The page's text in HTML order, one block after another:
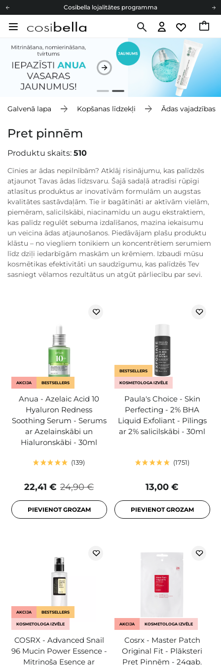
Bezmaskas piegāde no 49,00 €
Cosibella lojalitātes programma
Bezmaskas piegāde no 49,00 €
Dāvanu Kartes
Galvenā lapa Kopšanas līdzekļi Ādas vajadzības
Pret pinnēm
Produktu skaits: 510
Cīnies ar ādas nepilnībām? Atklāj risinājumu, kas palīdzēs
atjaunot Tavas ādas līdzsvaru. Šajā sadaļā atradīsi rūpīgi
atlasītus produktus ar inovatīvām formulām un augstas
kvalitātes sastāvdaļām. Tie ir bagātināti ar aktīvām vielām,
piemēram, salicilskābi, niacinamīdu un augu ekstraktiem,
kas palīdz regulēt sebuma izdalīšanos, mazina iekaisumu
un veicina ādas atjaunošanos. Piedāvājam plašu produktu
klāstu – no viegliem tonikiem un koncentrētiem serumiem
līdz dziļi iedarbīgām maskām un krēmiem. Izbaudi mūsu
kosmētikas efektivitāti un saudzīgumu, kas palīdzēs Tev
sasniegt vēlamos rezultātus un atgūt pārliecību par sevi.
AKCIJA BESTSELLERS
Anua - Azelaic Acid 10
Hyaluron Redness
Soothing Serum - Serums
ar Azelainskābi un
Hialuronskābi - 30ml
139
24,90 €
22,41 €
PIEVIENOT GROZAM
BESTSELLERS
KOSMETOLOGA IZVĒLE
Paula's Choice - Skin
Perfecting - 2% BHA
Liquid Exfoliant - Pīlings
ar 2% salicilskābi - 30ml
1751
13,00 €
PIEVIENOT GROZAM
AKCIJA BESTSELLERS
KOSMETOLOGA IZVĒLE
COSRX - Advanced Snail
96 Mucin Power Essence -
Mitrinoša Esence ar
AKCIJA KOSMETOLOGA IZVĒLE
Cosrx - Master Patch
Original Fit - Plāksteri
Pret Pinnēm - 24gab.